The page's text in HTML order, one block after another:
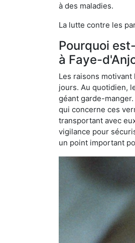
à des maladies.
La lutte contre les
Pourquoi
à Faye-
Les raisons
jours. Au quotidien,
géant garde-
qui concerne ces
transportant avec
vigilance pour
un point important